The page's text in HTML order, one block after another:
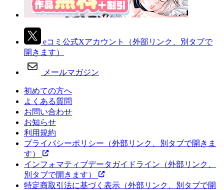
eコミ公式Xアカウント
（外部リンク、別タブで
開きます）
メールマガジン
初めての方へ
よくある質問
お問い合わせ
お知らせ
利用規約
プライバシーポリシー （外部リンク、別タブで開きま
す）
インフォマティブデータガイドライン （外部リンク、
別タブで開きます）
特定商取引法に基づく表示 （外部リンク、別タブで開